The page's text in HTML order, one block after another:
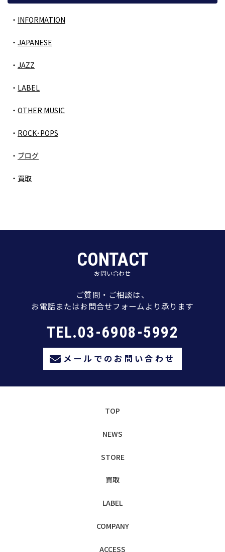
INFORMATION
JAPANESE
JAZZ
LABEL
OTHER MUSIC
ROCK･POPS
ブログ
買取
CONTACT
お問い合わせ
ご質問・ご相談は、
お電話またはお問合せフォームより承ります
TEL.03-6908-5992
メールでのお問い合わせ
TOP
NEWS
STORE
買取
LABEL
COMPANY
ACCESS